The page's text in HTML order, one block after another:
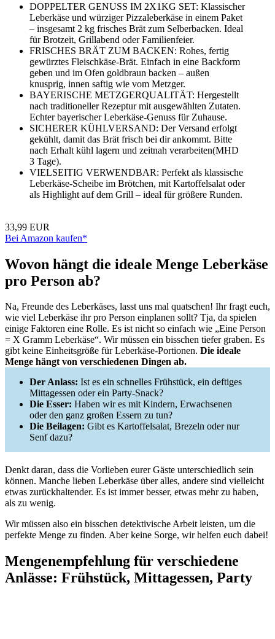
DOPPELTER GENUSS IM 2X1KG SET: Klassischer
Leberkäse und würziger Pizzaleberkäse in einem Paket
– insgesamt 2 kg frisches Brät zum Selberbacken. Ideal
für Brotzeit, Grillabend oder Familienfeier.
FRISCHES BRÄT ZUM BACKEN: Rohes, fertig
gewürztes Fleischkäse-Brät. Einfach in eine Backform
geben und im Ofen goldbraun backen – außen
knusprig, innen saftig wie vom Metzger.
BAYERISCHE METZGERQUALITÄT: Hergestellt
nach traditioneller Rezeptur mit ausgewählten Zutaten.
Echter bayerischer Leberkäse-Genuss für Zuhause.
SICHERER KÜHLVERSAND: Der Versand erfolgt
gekühlt, damit das Brät frisch bei dir ankommt. Bitte
nach Erhalt kühl lagern und zeitnah verarbeiten(MHD
3 Tage).
VIELSEITIG VERWENDBAR: Perfekt als klassische
Leberkäse-Scheibe im Brötchen, mit Kartoffelsalat oder
als Highlight auf dem Grill – ideal für größere Runden.
33,99 EUR
Bei Amazon kaufen*
Wovon hängt die ideale Menge Leberkäse
pro Person ab?
Na, Freunde des Leberkäses, lasst uns mal quatschen! Ihr fragt euch,
wie viel Leberkäse ihr pro Person einplanen sollt? Tja, da spielen
einige Faktoren eine Rolle. Es ist nicht so einfach wie „Eine Person
= X Gramm Leberkäse“. Wir müssen ein bisschen tiefer graben. Es
gibt keine Einheitsgröße für Leberkäse-Portionen. Die ideale
Menge hängt von verschiedenen Dingen ab.
Der Anlass: Ist es ein schnelles Frühstück, ein deftiges
Mittagessen oder ein Party-Snack?
Die Esser: Haben wir es mit Kindern, Erwachsenen
oder den ganz großen Essern zu tun?
Die Beilagen: Gibt es Kartoffelsalat, Brezeln oder nur
Senf dazu?
Denkt daran, dass die Vorlieben eurer Gäste unterschiedlich sein
können. Manche lieben Leberkäse über alles, andere sind vielleicht
etwas zurückhaltender. Es ist immer besser, etwas mehr zu haben,
als zu wenig.
Wir müssen also ein bisschen detektivische Arbeit leisten, um die
perfekte Menge zu finden. Aber keine Sorge, wir helfen euch dabei!
Mengenempfehlung für verschiedene
Anlässe: Frühstück, Mittagessen, Party